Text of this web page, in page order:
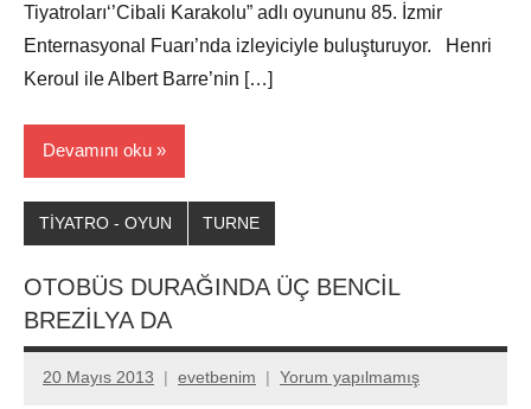
Tiyatroları‘’Cibali Karakolu” adlı oyununu 85. İzmir
Enternasyonal Fuarı’nda izleyiciyle buluşturuyor. Henri
Keroul ile Albert Barre’nin […]
Devamını oku
TİYATRO - OYUN TURNE
OTOBÜS DURAĞINDA ÜÇ BENCİL
BREZİLYA DA
20 Mayıs 2013 evetbenim Yorum yapılmamış